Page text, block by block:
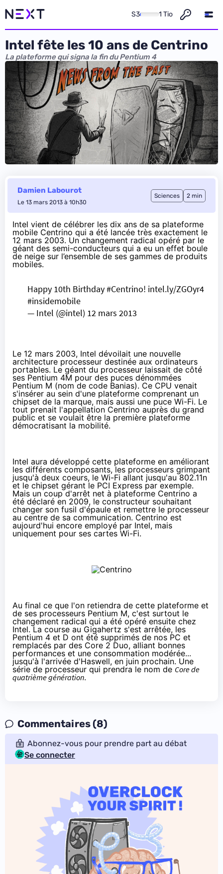
S3 1 Tio
Intel fête les 10 ans de Centrino
La plateforme qui signa la fin du Pentium 4
Damien Labourot
Le 13 mars 2013 à 10h30
Sciences 2 min
Intel vient de célébrer les dix ans de sa plateforme
mobile Centrino qui a été lancée très exactement le
12 mars 2003. Un changement radical opéré par le
géant des semi-conducteurs qui a eu un effet boule
de neige sur l’ensemble de ses gammes de produits
mobiles.
Happy 10th Birthday#Centrino! intel.ly/ZGOyr4
#insidemobile
— Intel (@intel) 12 mars 2013
Le 12 mars 2003, Intel dévoilait une nouvelle
architecture processeur destinée aux ordinateurs
portables. Le géant du processeur laissait de côté
ses Pentium 4M pour des puces dénommées
Pentium M (nom de code Banias). Ce CPU venait
s'insérer au sein d'une plateforme comprenant un
chipset de la marque, mais aussi une puce Wi-Fi. Le
tout prenait l'appellation Centrino auprès du grand
public et se voulait être la première plateforme
démocratisant la mobilité.
Intel aura développé cette plateforme en améliorant
les différents composants, les processeurs grimpant
jusqu'à deux coeurs, le Wi-Fi allant jusqu'au 802.11n
et le chipset gérant le PCI Express par exemple.
Mais uncoup d'arrêt net à plateforme Centrino a
été déclaré en 2009, le constructeur souhaitant
changer son fusil d'épaule et remettre le processeur
au centre de sa communication. Centrino est
aujourd'hui encore employé par Intel, mais
uniquement pour ses cartes Wi-Fi.
Au final ce que l'on retiendra de cette plateforme et
de ses processeurs Pentium M, c'est surtout le
changement radical qui a été opéré ensuite chez
Intel. La course au Gigahertz s'est arrêtée, les
Pentium 4 et D ont été supprimés de nos PC et
remplacés par des Core 2 Duo, alliant bonnes
performances et une consommation modérée...
jusqu'à l'arrivée d'Haswell, en juin prochain. Une
série de processeur qui prendra le nom de Core de
quatrième génération.
Commentaires (8)
Abonnez-vous pour prendre part au débat
Se connecter